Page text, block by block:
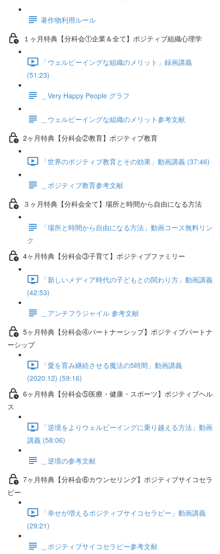
著作物利用ルール
１ヶ月特典【分科会①企業＆全て】ポジティブ組織心理学
「ウェルビーイングな組織のメリット」録画講義
(51:23)
＿Very Happy People グラフ
＿ウェルビーイングな組織のメリット参考文献
2ヶ月特典【分科会②教育】ポジティブ教育
「世界のポジティブ教育とその効果」動画講義 (37:46)
＿ポジティブ教育参考文献
３ヶ月特典【分科会全て】場所と時間から自由になる方法
「場所と時間から自由になる方法」動画コース無料リン
ク
4ヶ月特典【分科会③子育て】ポジティブファミリー
「新しいメディア時代の子どもとの関わり方」動画講義
(42:53)
＿アンチフラジャイル 参考文献
5ヶ月特典【分科会④パートナーシップ】ポジティブパートナ
ーシップ
「愛を育み継続させる魔法の5時間」動画講義
(2020.12) (59:16)
6ヶ月特典【分科会⑤医療・健康・スポーツ】ポジティブヘル
ス
「逆境をよりウェルビーイングに乗り越える方法」動画
講義 (58:06)
＿逆境の参考文献
7ヶ月特典【分科会⑥カウンセリング】ポジティブサイコセラ
ピー
「幸せが増えるポジティブサイコセラピー」動画講義
(29:21)
＿ポジティブサイコセラピー参考文献